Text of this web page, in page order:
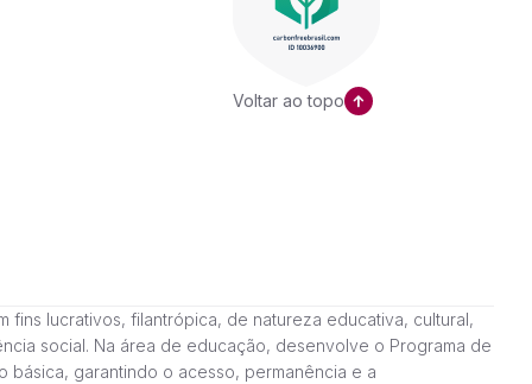
Voltar ao topo
fins lucrativos, filantrópica, de natureza educativa, cultural,
social. Na área de educação, desenvolve o Programa de
básica, garantindo o acesso, permanência e a